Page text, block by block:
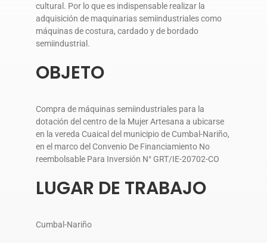
cultural. Por lo que es indispensable realizar la
adquisición de maquinarias semiindustriales como
máquinas de costura, cardado y de bordado
semiindustrial.
OBJETO
Compra de máquinas semiindustriales para la
dotación del centro de la Mujer Artesana a ubicarse
en la vereda Cuaical del municipio de Cumbal-Nariño,
en el marco del Convenio De Financiamiento No
reembolsable Para Inversión N° GRT/IE-20702-CO
LUGAR DE TRABAJO
Cumbal-Nariño